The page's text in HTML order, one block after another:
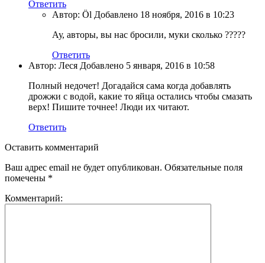
Ответить
Автор: Öl Добавлено 18 ноября, 2016 в 10:23
Ау, авторы, вы нас бросили, муки сколько ?????
Ответить
Автор: Леся Добавлено 5 января, 2016 в 10:58
Полный недочет! Догадайся сама когда добавлять
дрожжи с водой, какие то яйца остались чтобы смазать
верх! Пишите точнее! Люди их читают.
Ответить
Оставить комментарий
Ваш адрес email не будет опубликован. Обязательные поля
помечены *
Комментарий: